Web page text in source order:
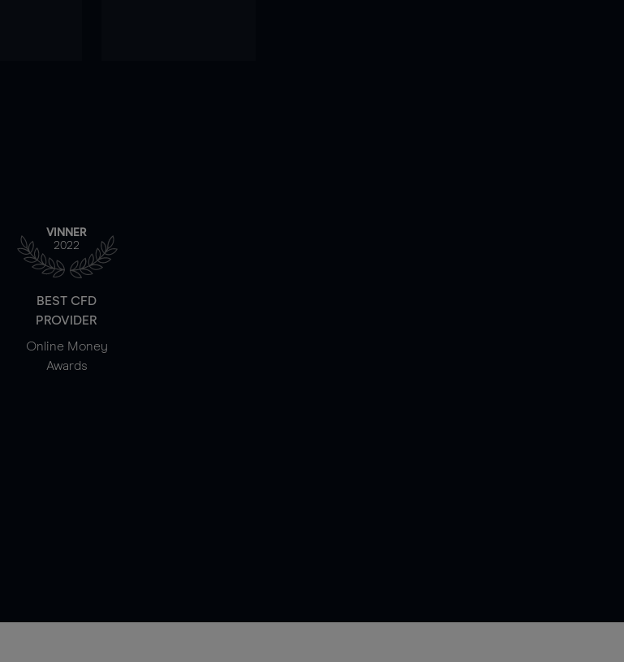
VINNER
2022
BEST CFD
PROVIDER
Online Money
Awards